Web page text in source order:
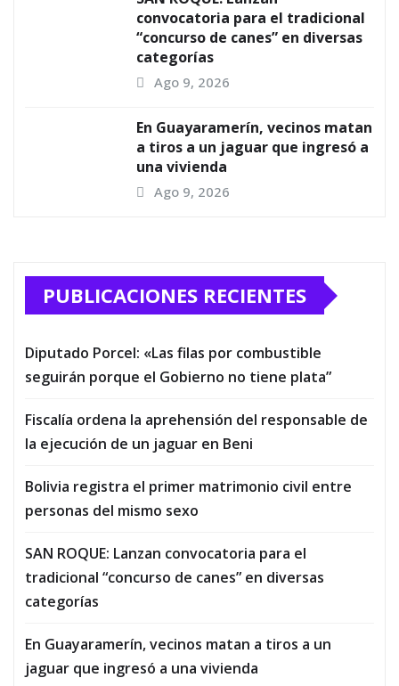
convocatoria para el tradicional
“concurso de canes” en diversas
categorías
Ago 9, 2026
En Guayaramerín, vecinos matan
a tiros a un jaguar que ingresó a
una vivienda
Ago 9, 2026
PUBLICACIONES RECIENTES
Diputado Porcel: «Las filas por combustible
seguirán porque el Gobierno no tiene plata”
Fiscalía ordena la aprehensión del responsable de
la ejecución de un jaguar en Beni
Bolivia registra el primer matrimonio civil entre
personas del mismo sexo
SAN ROQUE: Lanzan convocatoria para el
tradicional “concurso de canes” en diversas
categorías
En Guayaramerín, vecinos matan a tiros a un
jaguar que ingresó a una vivienda